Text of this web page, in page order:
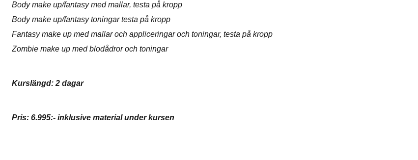
Body make up/fantasy med mallar, testa på kropp
Body make up/fantasy toningar testa på kropp
Fantasy make up med mallar och appliceringar och toningar, testa på kropp
Zombie make up med blodådror och toningar
Kurslängd: 2 dagar
Pris: 6.995:- inklusive material under kursen